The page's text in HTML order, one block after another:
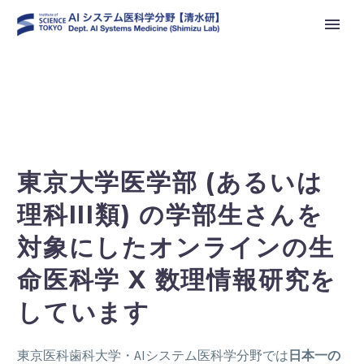
東京大学医学部 (あるいは
理科III類) の学部生さんを
対象にしたオンラインの生
命医科学 X 数理情報研究を
しています
東京医科歯科大学・AIシステム医科学分野では 日本一の